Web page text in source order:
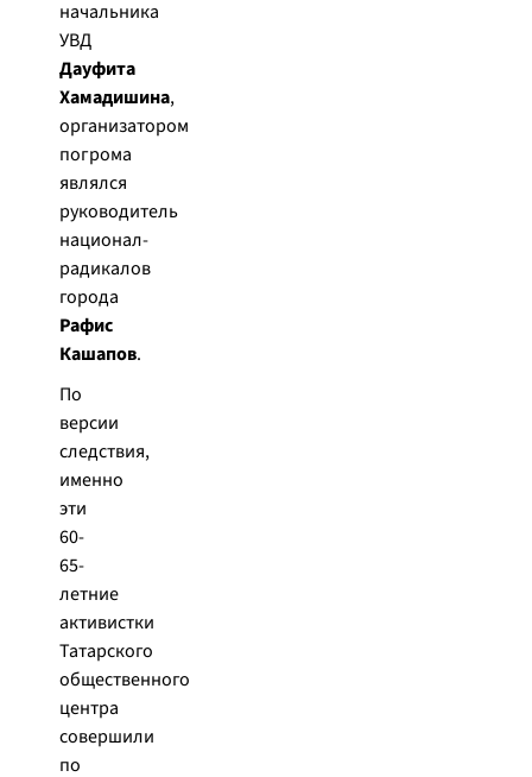
начальника
УВД
Дауфита
Хамадишина,
организатором
погрома
являлся
руководитель
национал-
радикалов
города
Рафис
Кашапов.
По
версии
следствия,
именно
эти
60-
65-
летние
активистки
Татарского
общественного
центра
совершили
по